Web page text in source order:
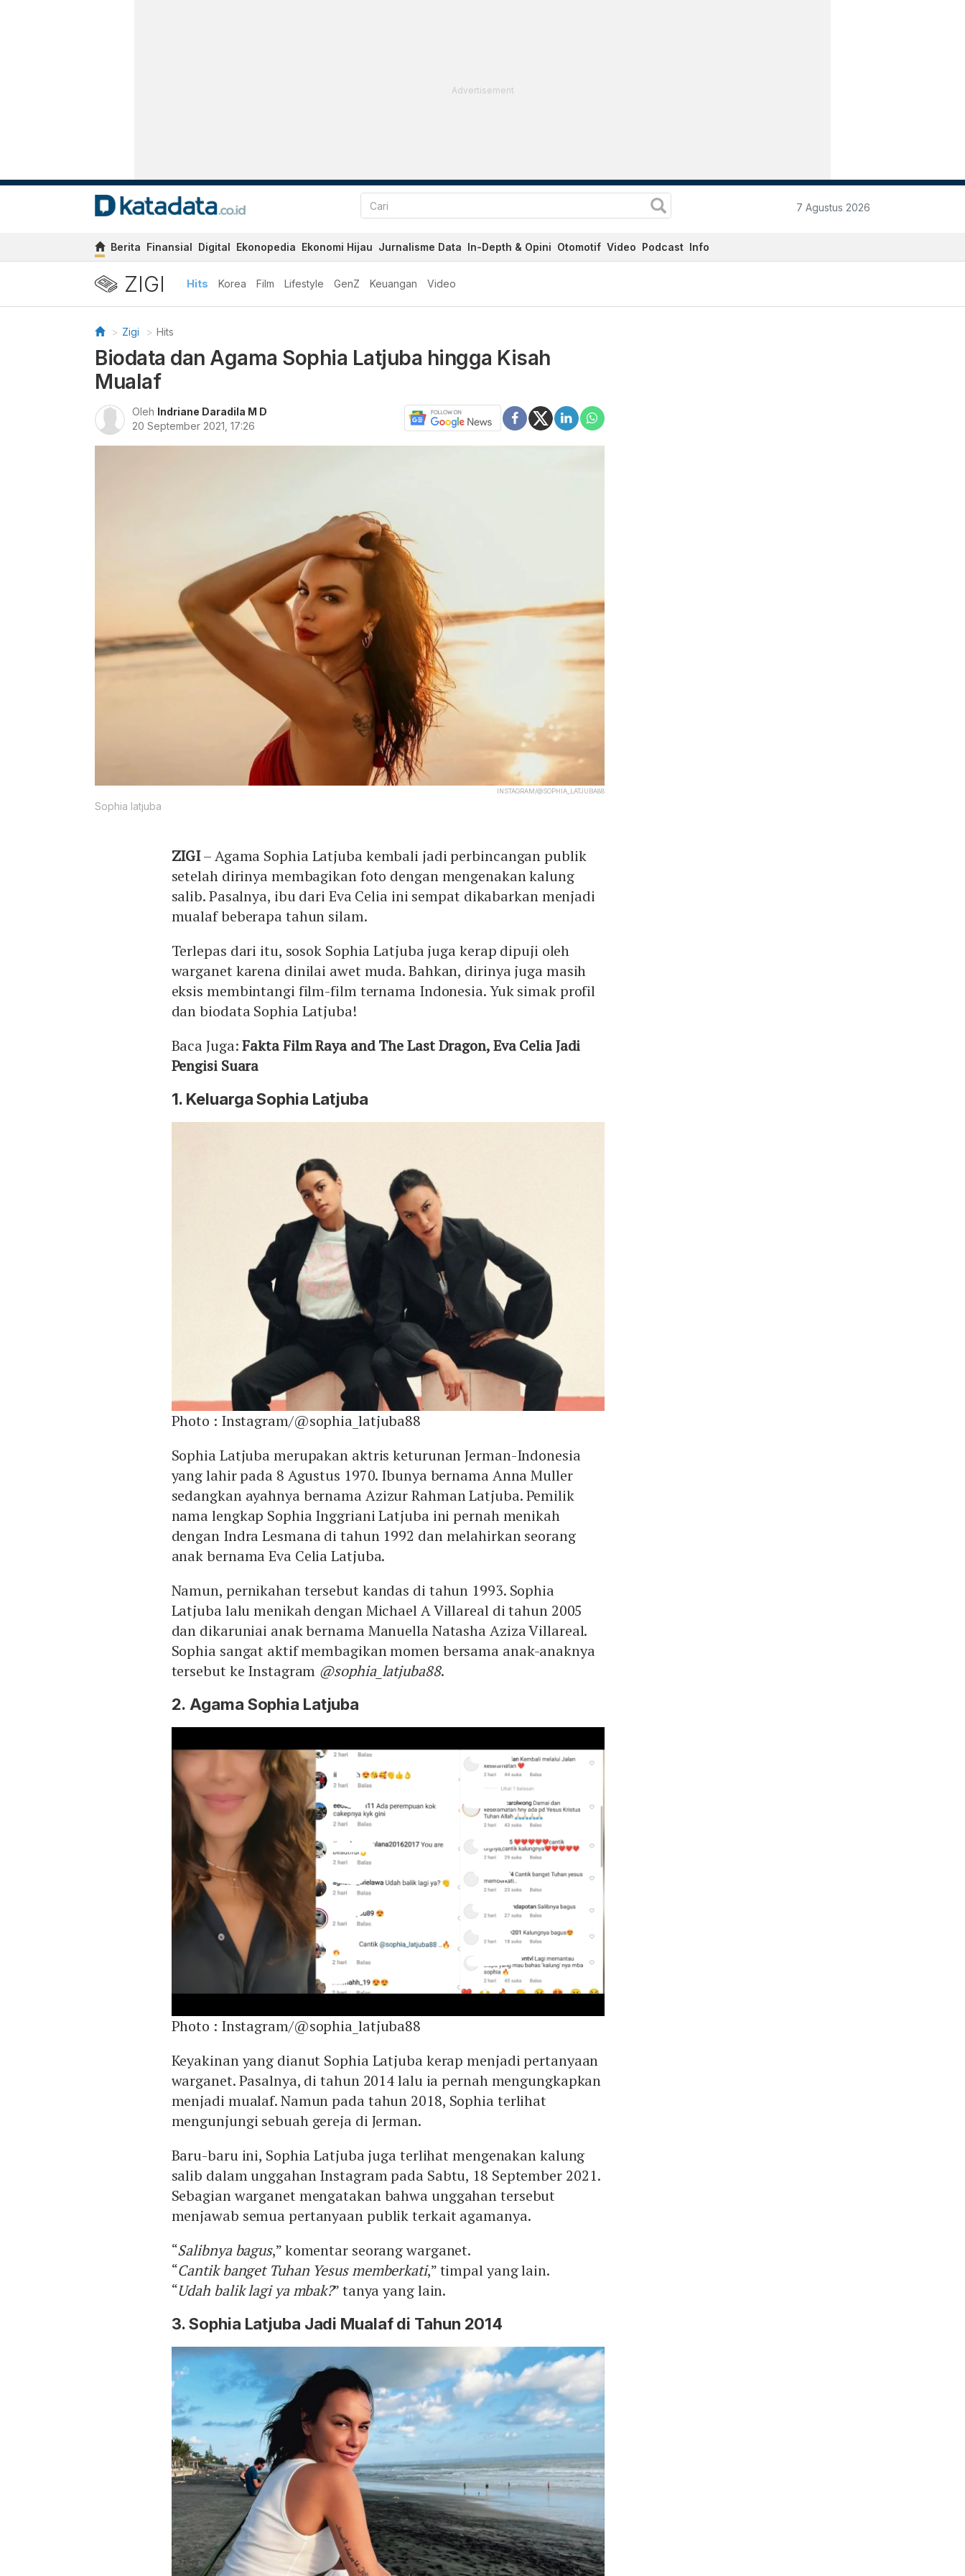
Advertisement
7 Agustus 2026
Berita Finansial Digital Ekonopedia Ekonomi Hijau Jurnalisme Data In-Depth & Opini Otomotif Video Podcast Info
ZIGI Hits Korea Film Lifestyle GenZ Keuangan Video
Zigi Hits
Biodata dan Agama Sophia Latjuba hingga Kisah
Mualaf
Oleh Indriane Daradila M D
20 September 2021, 17:26
INSTAGRAM/@SOPHIA_LATJUBA88
Sophia latjuba
ZIGI– Agama Sophia Latjuba kembali jadi perbincangan publik
setelah dirinya membagikan foto dengan mengenakan kalung
salib. Pasalnya, ibu dari Eva Celia ini sempat dikabarkan menjadi
mualaf beberapa tahun silam.
Terlepas dari itu, sosok Sophia Latjuba juga kerap dipuji oleh
warganet karena dinilai awet muda. Bahkan, dirinya juga masih
eksis membintangi film-film ternama Indonesia. Yuk simak profil
dan biodata Sophia Latjuba!
Baca Juga:Fakta Film Raya and The Last Dragon, Eva Celia Jadi
Pengisi Suara
1. Keluarga Sophia Latjuba
Photo : Instagram/@sophia_latjuba88
Sophia Latjuba merupakan aktris keturunan Jerman-Indonesia
yang lahir pada 8 Agustus 1970. Ibunya bernama Anna Muller
sedangkan ayahnya bernama Azizur Rahman Latjuba. Pemilik
nama lengkap Sophia Inggriani Latjuba ini pernah menikah
dengan Indra Lesmana di tahun 1992 dan melahirkan seorang
anak bernama Eva Celia Latjuba.
Namun, pernikahan tersebut kandas di tahun 1993. Sophia
Latjuba lalu menikah dengan Michael A Villareal di tahun 2005
dan dikaruniai anak bernama Manuella Natasha Aziza Villareal.
Sophia sangat aktif membagikan momen bersama anak-anaknya
tersebut ke Instagram @sophia_latjuba88.
2. Agama Sophia Latjuba
Photo : Instagram/@sophia_latjuba88
Keyakinan yang dianut Sophia Latjuba kerap menjadi pertanyaan
warganet. Pasalnya, di tahun 2014 lalu ia pernah mengungkapkan
menjadi mualaf. Namun pada tahun 2018, Sophia terlihat
mengunjungi sebuah gereja di Jerman.
Baru-baru ini, Sophia Latjuba juga terlihat mengenakan kalung
salib dalam unggahan Instagram pada Sabtu, 18 September 2021.
Sebagian warganet mengatakan bahwa unggahan tersebut
menjawab semua pertanyaan publik terkait agamanya.
“Salibnya bagus,” komentar seorang warganet.
“Cantik banget Tuhan Yesus memberkati,” timpal yang lain.
“Udah balik lagi ya mbak?” tanya yang lain.
3. Sophia Latjuba Jadi Mualaf di Tahun 2014